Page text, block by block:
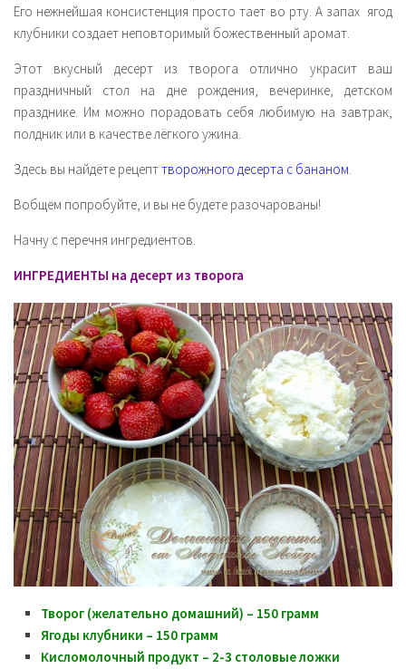
Его нежнейшая консистенция просто тает во рту. А запах ягод
клубники создает неповторимый божественный аромат.
Этот вкусный десерт из творога отлично украсит ваш
праздничный стол на дне рождения, вечеринке, детском
празднике. Им можно порадовать себя любимую на завтрак,
полдник или в качестве лёгкого ужина.
Здесь вы найдёте рецепттворожного десерта с бананом.
Вобщем попробуйте, и вы не будете разочарованы!
Начну с перечня ингредиентов.
ИНГРЕДИЕНТЫ на десерт из творога
Творог (желательно домашний) – 150 грамм
Ягоды клубники – 150 грамм
Кисломолочный продукт – 2-3 столовые ложки